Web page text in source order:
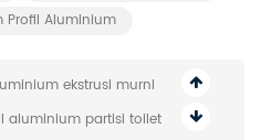
Profil Aluminium
ekstrusi murni
aluminium partisi toilet